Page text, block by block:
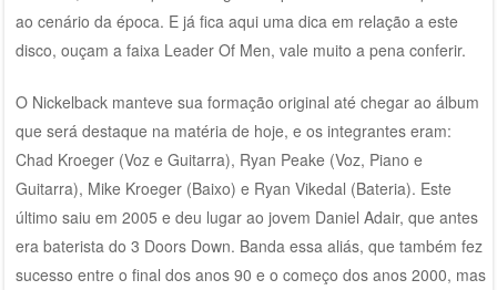
ao cenário da época. E já fica aqui uma dica em relação a este
disco, ouçam a faixa Leader Of Men, vale muito a pena conferir.
O Nickelback manteve sua formação original até chegar ao álbum
que será destaque na matéria de hoje, e os integrantes eram:
Chad Kroeger (Voz e Guitarra), Ryan Peake (Voz, Piano e
Guitarra), Mike Kroeger (Baixo) e Ryan Vikedal (Bateria). Este
último saiu em 2005 e deu lugar ao jovem Daniel Adair, que antes
era baterista do 3 Doors Down. Banda essa aliás, que também fez
sucesso entre o final dos anos 90 e o começo dos anos 2000, mas